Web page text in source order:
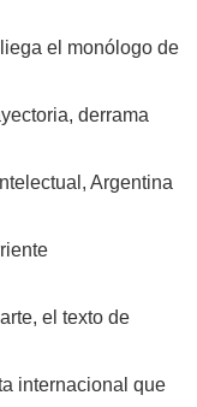
el monólogo de
derrama
Argentina
el texto de
internacional que